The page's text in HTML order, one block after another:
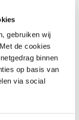
gebruiken wij
de cookies
binnen
op basis van
via social